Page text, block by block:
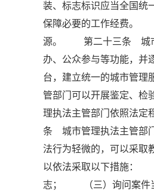
装、标志标识应当全国
保障必要的工作经费。
源。 第二十三条 城市管
办、公众参与等功能，
台，建立统一的城市管
管部门可以开展鉴定、
理执法主管部门依照法
条 城市管理执法主管部
法行为轻微的，可以采
以依法采取以下措施：
志； （三）询问案件